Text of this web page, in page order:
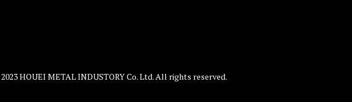
HOUEI METAL INDUSTORY Co. Ltd. All rights reserved.